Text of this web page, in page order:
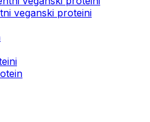
veganski proteini